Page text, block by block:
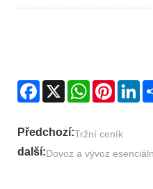
Facebook
X WhatsAppPinterest
Předchozí:Tržní ceník
další:Dovoz a vývoz